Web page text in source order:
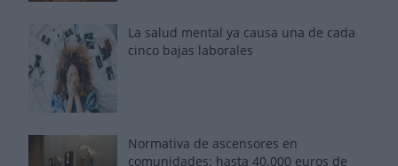
La salud mental ya causa una de cada
cinco bajas laborales
Normativa de ascensores en
comunidades: hasta 40.000 euros de